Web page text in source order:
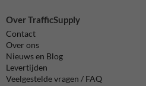
Over TrafficSupply
Contact
Over ons
Nieuws en Blog
Levertijden
Veelgestelde vragen / FAQ